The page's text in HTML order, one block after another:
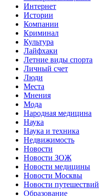
Интернет
Истории
Компании
Криминал
Культура
Лайфхаки
Летние виды спорта
Личный счет
Люди
Места
Мнения
Мода
Народная медицина
Наука
Наука и техника
Недвижимость
Новости
Новости ЗОЖ
Новости медицины
Новости Москвы
Новости путешествий
Образование